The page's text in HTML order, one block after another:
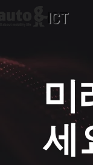
ICT
미
세